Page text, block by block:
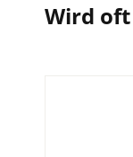
Wird